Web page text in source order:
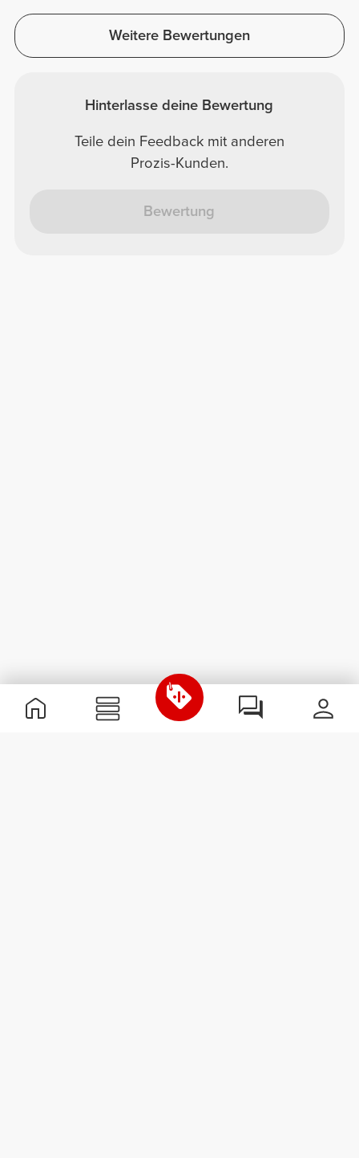
Weitere Bewertungen
Hinterlasse deine Bewertung
Teile dein Feedback mit anderen
Prozis-Kunden.
Bewertung